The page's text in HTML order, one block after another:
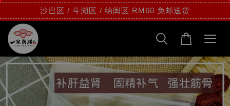
沙巴区 / 斗湖区 / 纳闽区 RM60 免邮送货